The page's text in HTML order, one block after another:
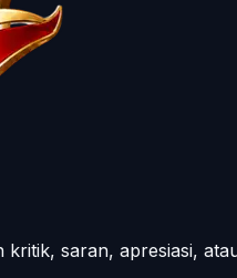
saran, apresiasi,